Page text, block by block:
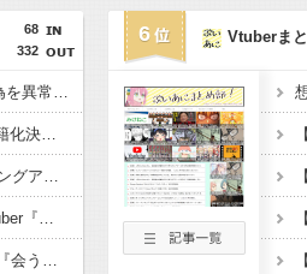
68
332
【たしかに？】X民さん『現代オタクが割れ行為を異常に叩く理由、ソシャゲとVTuberしか追ってない"一般人"だからです』
【速報】人気Vtuberみけねこさん、初小説が書籍化決定してしまうwwwww←み！さんなんでもやるなあ
【悲報】人気Vtuberさん、1998年生まれをカミングアウトwwwww
ワイ『VTuberちゃんかわいいなぁ…ん？』 VTuber『（2000年代のアニメやバラエティを語り出す）』
【ぶいすぽ】謹慎期間中について小森めとさん『会うこともないし話すこともない』
6 Vtuberまと